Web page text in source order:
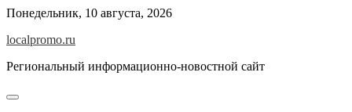
Перейти
содержимому
Понедельник, 10 августа, 2026
localpromo.ru
Региональный информационно-новостной сайт